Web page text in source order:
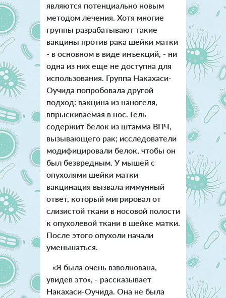
являются потенциально новым
методом лечения. Хотя многие
группы разрабатывают такие
вакцины против рака шейки матки
- в основном в виде инъекций, - ни
одна из них еще не доступна для
использования. Группа Накахаси-
Оучида попробовала другой
подход: вакцина из наногеля,
впрыскиваемая в нос. Гель
содержит белок из штамма ВПЧ,
вызывающего рак; исследователи
модифицировали белок, чтобы он
был безвредным. У мышей с
опухолями шейки матки
вакцинация вызвала иммунный
ответ, который мигрировал от
слизистой ткани в носовой полости
к опухолевой ткани в шейке матки.
После этого опухоли начали
уменьшаться.
«Я была очень взволнована,
увидев это», - рассказывает
Накахаси-Оучида. Она не была